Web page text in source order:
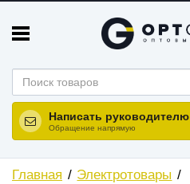
Написать руководителю
Обращение напрямую
Главная
Электротовары